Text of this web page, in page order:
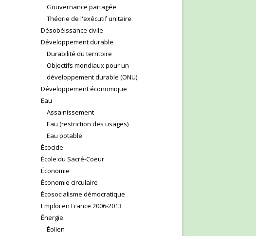
Gouvernance partagée
Théorie de l'exécutif unitaire
Désobéissance civile
Développement durable
Durabilité du territoire
Objectifs mondiaux pour un
développement durable (ONU)
Développement économique
Eau
Assainissement
Eau (restriction des usages)
Eau potable
Écocide
École du Sacré-Coeur
Économie
Économie circulaire
Écosocialisme démocratique
Emploi en France 2006-2013
Énergie
Éolien